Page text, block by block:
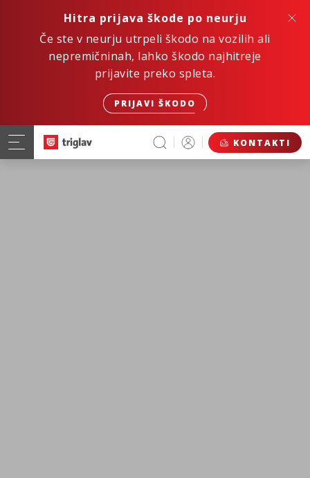
Hitra prijava škode po neurju
Če ste v neurju utrpeli škodo na vozilih ali
nepremičninah, lahko škodo najhitreje
prijavite preko spleta.
PRIJAVI ŠKODO
KONTAKTI